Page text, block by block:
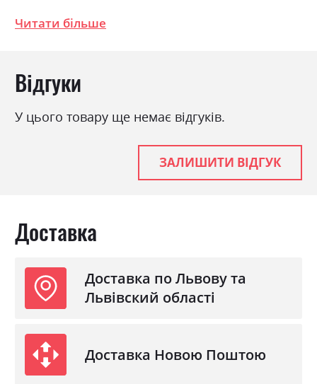
Колір (Фасад):
Колір (Корпус):
Колір матеріалу
білий глянець
мінімалізм, модерн
лакована ДСП
Читати більше
Відгуки
У цього товару ще немає відгуків.
ЗАЛИШИТИ ВІДГУК
Доставка
Доставка по Львову та
Львівский області
Доставка Новою Поштою